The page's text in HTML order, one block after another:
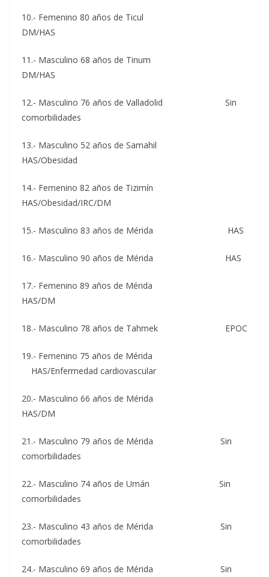
10.- Femenino 80 años de Ticul
DM/HAS
11.- Masculino 68 años de Tinum
DM/HAS
12.- Masculino 76 años de Valladolid Sin
comorbilidades
13.- Masculino 52 años de Samahil
HAS/Obesidad
14.- Femenino 82 años de Tizimín
HAS/Obesidad/IRC/DM
15.- Masculino 83 años de Mérida HAS
16.- Masculino 90 años de Mérida HAS
17.- Femenino 89 años de Mérida
HAS/DM
18.- Masculino 78 años de Tahmek EPOC
19.- Femenino 75 años de Mérida
HAS/Enfermedad cardiovascular
20.- Masculino 66 años de Mérida
HAS/DM
21.- Masculino 79 años de Mérida Sin
comorbilidades
22.- Masculino 74 años de Umán Sin
comorbilidades
23.- Masculino 43 años de Mérida Sin
comorbilidades
24.- Masculino 69 años de Mérida Sin